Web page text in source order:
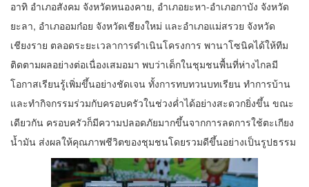
อาทิ อำเภอสังคม จังหวัดหนองคาย, อำเภอยะหา-อำเภอกาบัง จังหวัด
ยะลา, อำเภออมก๋อย จังหวัดเชียงใหม่ และอำเภอแม่สรวย จังหวัด
เชียงราย ตลอดระยะเวลาการดำเนินโครงการ พานาโซนิคได้ให้ทีม
ติดตามผลอย่างต่อเนื่องเสมอมา พบว่าเด็กในชุมชนพื้นที่ห่างไกลมี
โอกาสเรียนรู้เพิ่มขึ้นอย่างชัดเจน ทั้งการทบทวนบทเรียน ทำการบ้าน
และทำกิจกรรมร่วมกับครอบครัวในช่วงค่ำได้อย่างสะดวกยิ่งขึ้น ขณะ
เดียวกัน ครอบครัวก็มีความปลอดภัยมากขึ้นจากการลดการใช้ตะเกียง
น้ำมัน ส่งผลให้คุณภาพชีวิตของชุมชนโดยรวมดีขึ้นอย่างเป็นรูปธรรม